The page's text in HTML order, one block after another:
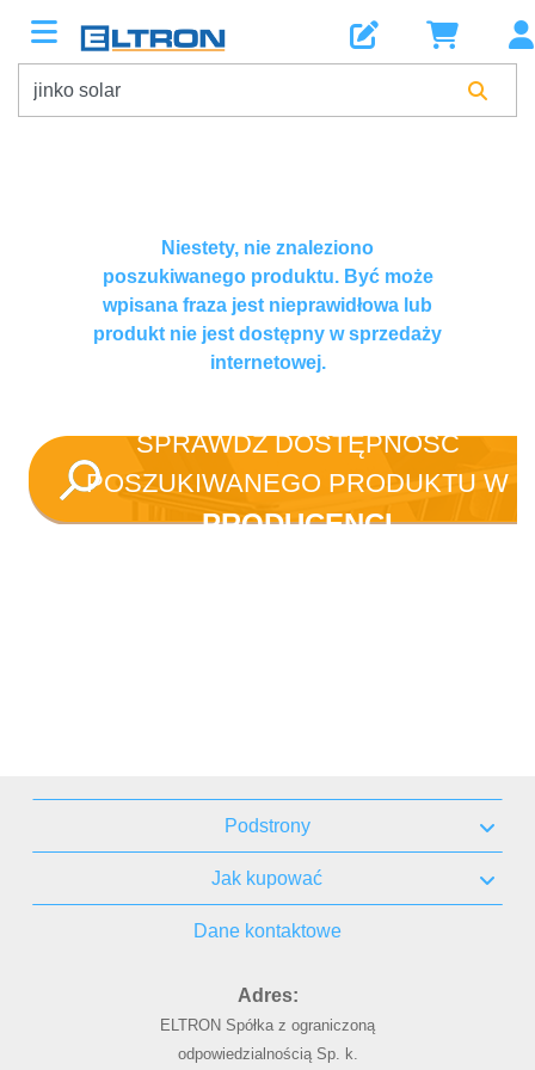
Niestety, nie znaleziono
poszukiwanego produktu. Być może
wpisana fraza jest nieprawidłowa lub
produkt nie jest dostępny w sprzedaży
internetowej.
SPRAWDŹ DOSTĘPNOŚĆ
POSZUKIWANEGO PRODUKTU W
PRODUCENCI
Podstrony
Jak kupować
Dane kontaktowe
Adres:
ELTRON Spółka z ograniczoną
odpowiedzialnością Sp. k.